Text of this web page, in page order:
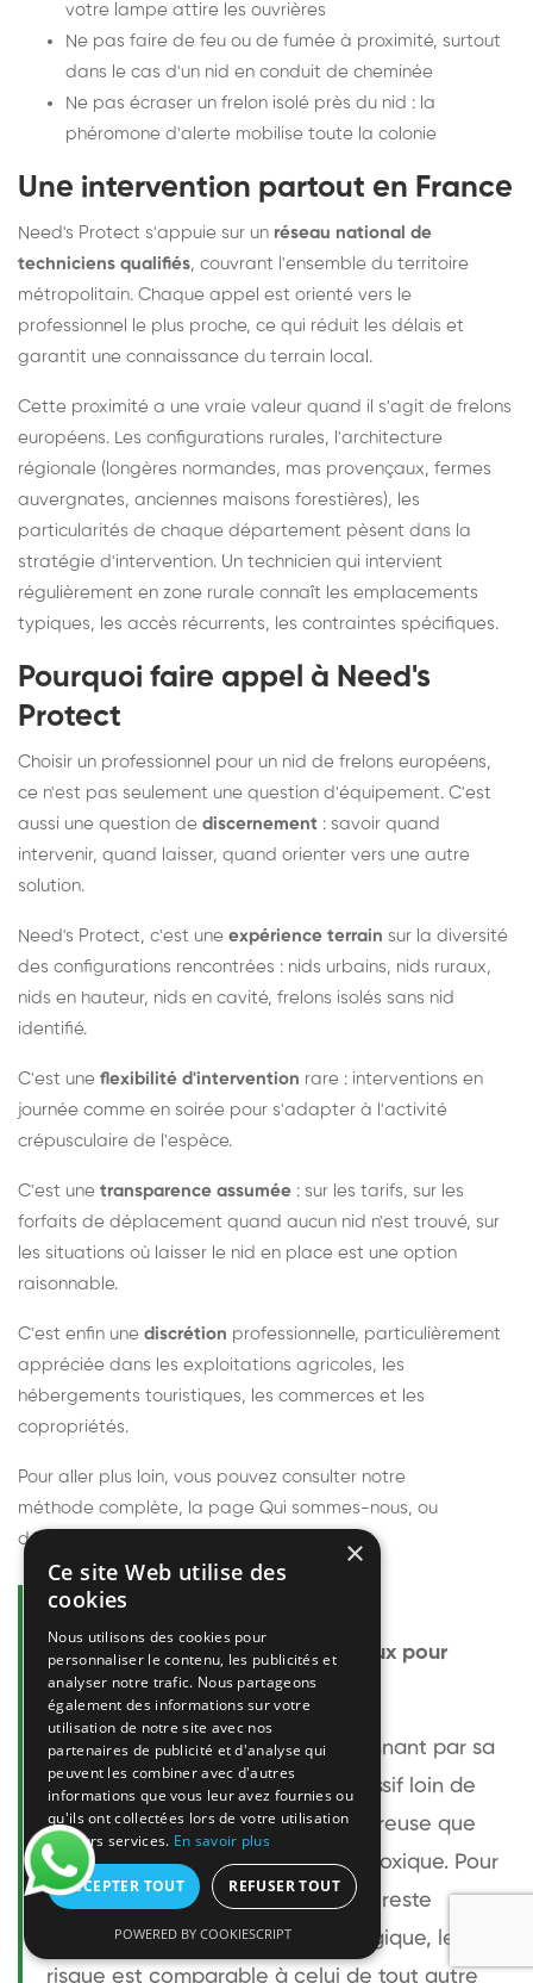
votre lampe attire les ouvrières
Ne pas faire de feu ou de fumée à proximité, surtout
dans le cas d'un nid en conduit de cheminée
Ne pas écraser un frelon isolé près du nid : la
phéromone d'alerte mobilise toute la colonie
Une intervention partout en France
Need's Protect s'appuie sur un réseau national de
techniciens qualifiés, couvrant l'ensemble du territoire
métropolitain. Chaque appel est orienté vers le
professionnel le plus proche, ce qui réduit les délais et
garantit une connaissance du terrain local.
Cette proximité a une vraie valeur quand il s'agit de frelons
européens. Les configurations rurales, l'architecture
régionale (longères normandes, mas provençaux, fermes
auvergnates, anciennes maisons forestières), les
particularités de chaque département pèsent dans la
stratégie d'intervention. Un technicien qui intervient
régulièrement en zone rurale connaît les emplacements
typiques, les accès récurrents, les contraintes spécifiques.
Pourquoi faire appel à Need's
Protect
Choisir un professionnel pour un nid de frelons européens,
ce n'est pas seulement une question d'équipement. C'est
aussi une question de discernement : savoir quand
intervenir, quand laisser, quand orienter vers une autre
solution.
Need's Protect, c'est une expérience terrain sur la diversité
des configurations rencontrées : nids urbains, nids ruraux,
nids en hauteur, nids en cavité, frelons isolés sans nid
identifié.
C'est une flexibilité d'intervention rare : interventions en
journée comme en soirée pour s'adapter à l'activité
crépusculaire de l'espèce.
C'est une transparence assumée : sur les tarifs, sur les
forfaits de déplacement quand aucun nid n'est trouvé, sur
les situations où laisser le nid en place est une option
raisonnable.
C'est enfin une discrétion professionnelle, particulièrement
appréciée dans les exploitations agricoles, les
hébergements touristiques, les commerces et les
copropriétés.
Pour aller plus loin, vous pouvez consulter notre
méthode complète, la page Qui sommes-nous, ou
découvrir
Questions fréquentes
Le frelon européen est-il dangereux pour
l'homme ?
Le frelon européen est impressionnant par sa
taille mais relativement peu agressif loin de
son nid. Sa piqûre est plus douloureuse que
celle d'une guêpe sans être plus toxique. Pour
une personne non allergique, elle reste
bénigne. Pour une personne allergique, le
risque est comparable à celui de tout autre
×
Ce site Web utilise des
cookies
Nous utilisons des cookies pour
personnaliser le contenu, les publicités et
analyser notre trafic. Nous partageons
également des informations sur votre
utilisation de notre site avec nos
partenaires de publicité et d'analyse qui
peuvent les combiner avec d'autres
informations que vous leur avez fournies ou
qu'ils ont collectées lors de votre utilisation
de leurs services. En savoir plus
ACCEPTER TOUT REFUSER TOUT
POWERED BY COOKIESCRIPT